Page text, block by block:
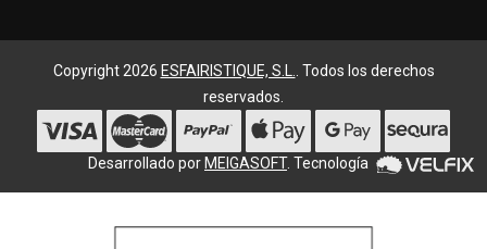
Copyright 2026 ESFAIRISTIQUE, S.L.. Todos los derechos
reservados.
Desarrollado por MEIGASOFT. Tecnología